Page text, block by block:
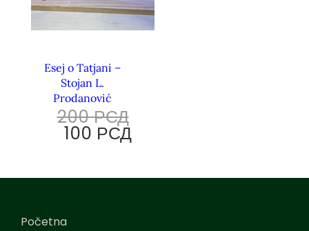
Esej o Tatjani –
Stojan L.
Prodanović
200РСД
100 РСД
Početna